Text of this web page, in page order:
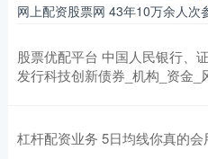
网上配资股票网 43年10万余人次
股票优配平台 中国人民银行、
发行科技创新债券_机构_资金_
杠杆配资业务 5日均线你真的会